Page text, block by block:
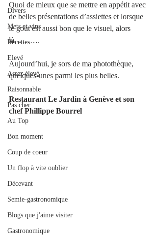
Divers
Mets et vins
Recettes
Elevé
Assez élevé
Raisonnable
Pas cher
Au Top
Bon moment
Coup de coeur
Un flop à vite oublier
Décevant
Semie-gastronomique
Blogs que j'aime visiter
Gastronomique
Quoi de mieux que se mettre en appétit avec
de belles présentations d’assiettes et lorsque
le gout est aussi bon que le visuel, alors
là……….
Aujourd’hui, je sors de ma photothèque,
quelques-unes parmi les plus belles.
Restaurant Le Jardin à Genève et son
chef Phillippe Bourrel